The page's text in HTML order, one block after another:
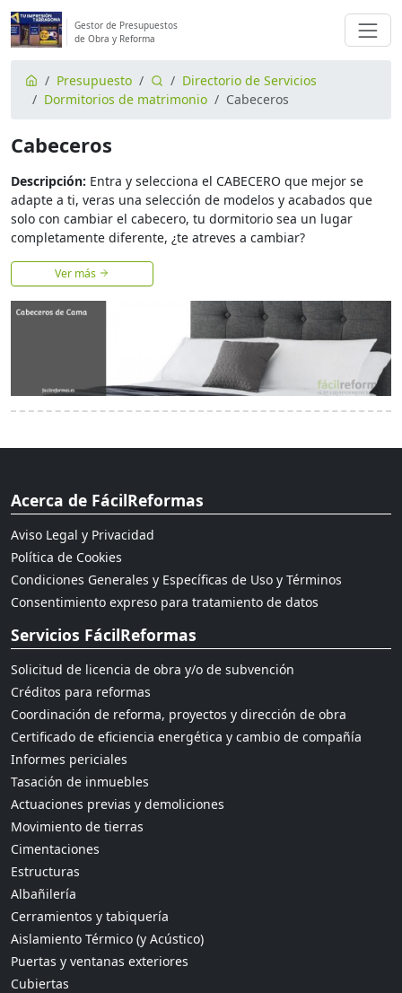
Gestor de Presupuestos
de Obra y Reforma
Presupuesto
Directorio de Servicios
Dormitorios de matrimonio
Cabeceros
Cabeceros
Descripción: Entra y selecciona el CABECERO que mejor se
adapte a ti, veras una selección de modelos y acabados que
solo con cambiar el cabecero, tu dormitorio sea un lugar
completamente diferente, ¿te atreves a cambiar?
Ver más
Acerca de FácilReformas
Aviso Legal y Privacidad
Política de Cookies
Condiciones Generales y Específicas de Uso y Términos
Consentimiento expreso para tratamiento de datos
Servicios FácilReformas
Solicitud de licencia de obra y/o de subvención
Créditos para reformas
Coordinación de reforma, proyectos y dirección de obra
Certificado de eficiencia energética y cambio de compañía
Informes periciales
Tasación de inmuebles
Actuaciones previas y demoliciones
Movimiento de tierras
Cimentaciones
Estructuras
Albañilería
Cerramientos y tabiquería
Aislamiento Térmico (y Acústico)
Puertas y ventanas exteriores
Cubiertas